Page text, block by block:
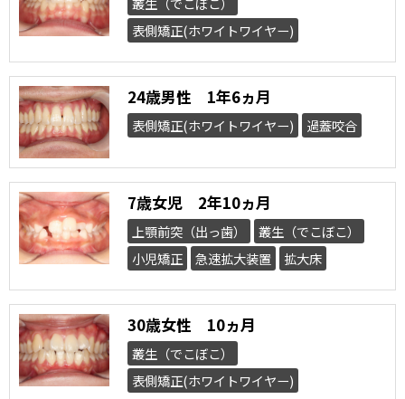
表側矯正(ホワイトワイヤー)
24歳男性 1年6ヵ月
表側矯正(ホワイトワイヤー) 過蓋咬合
7歳女児 2年10ヵ月
上顎前突（出っ歯）
叢生（でこぼこ）
小児矯正
急速拡大装置 拡大床
30歳女性 10ヵ月
叢生（でこぼこ）
表側矯正(ホワイトワイヤー)